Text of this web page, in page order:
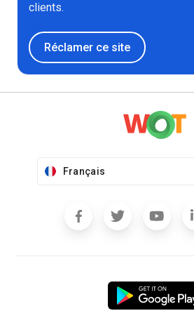
clients.
Réclamer ce site
Français